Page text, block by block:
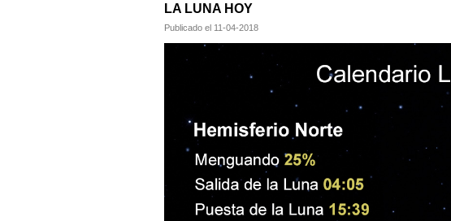
LA LUNA HOY
Publicado el 11-04-2018